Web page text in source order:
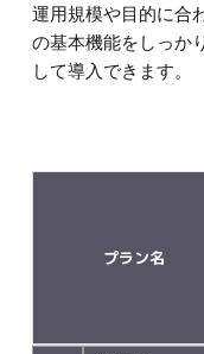
運用規模や目的に合
の基本機能をしっか
して導入できます。
プラン名